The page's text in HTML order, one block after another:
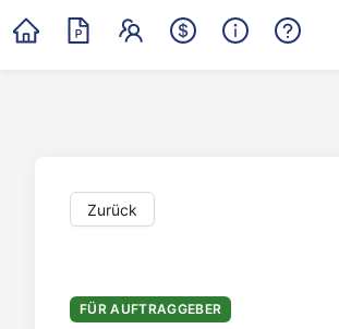
Zurück
FÜR AUFTRAGGEBER